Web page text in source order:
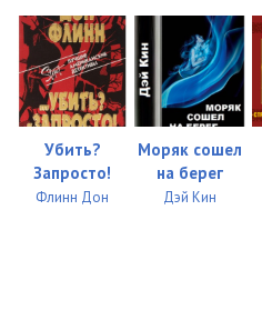
Убить?
Запросто!
Флинн Дон
Моряк сошел
на берег
Дэй Кин